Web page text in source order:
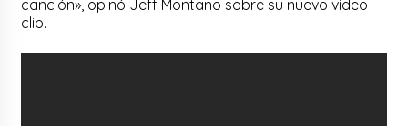
canción», opinó Jeff Montano sobre su nuevo video
clip.